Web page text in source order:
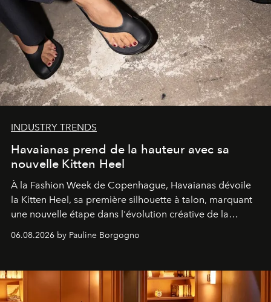
INDUSTRY TRENDS
Havaianas prend de la hauteur avec sa
nouvelle Kitten Heel
À la Fashion Week de Copenhague, Havaianas dévoile
la Kitten Heel, sa première silhouette à talon, marquant
une nouvelle étape dans l'évolution créative de la
06.08.2026 by Pauline Borgogno